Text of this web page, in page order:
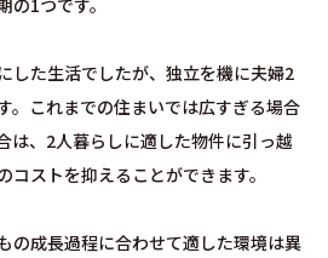
した生活でしたが、独立を機に夫婦2
。これまでの住まいでは広すぎる場合
は、2人暮らしに適した物件に引っ越
ストを抑えることができます。
の成長過程に合わせて適した環境は異